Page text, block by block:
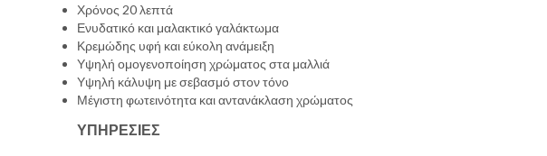
Χρόνος 20 λεπτά
Ενυδατικό και μαλακτικό γαλάκτωμα
Κρεμώδης υφή και εύκολη ανάμειξη
Υψηλή ομογενοποίηση χρώματος στα μαλλιά
Υψηλή κάλυψη με σεβασμό στον τόνο
Μέγιστη φωτεινότητα και αντανάκλαση χρώματος
ΥΠΗΡΕΣΙΕΣ